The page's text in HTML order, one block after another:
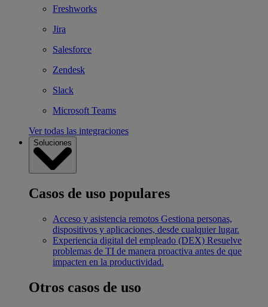
Freshworks
Jira
Salesforce
Zendesk
Slack
Microsoft Teams
Ver todas las integraciones
Soluciones
Casos de uso populares
Acceso y asistencia remotos Gestiona personas,
dispositivos y aplicaciones, desde cualquier lugar.
Experiencia digital del empleado (DEX) Resuelve
problemas de TI de manera proactiva antes de que
impacten en la productividad.
Otros casos de uso